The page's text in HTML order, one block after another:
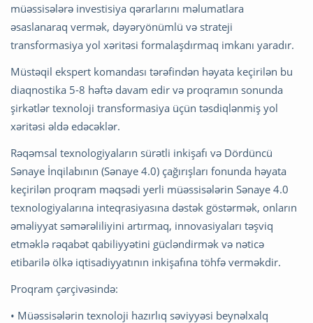
müəssisələrə investisiya qərarlarını məlumatlara
əsaslanaraq vermək, dəyəryönümlü və strateji
transformasiya yol xəritəsi formalaşdırmaq imkanı yaradır.
Müstəqil ekspert komandası tərəfindən həyata keçirilən bu
diaqnostika 5-8 həftə davam edir və proqramın sonunda
şirkətlər texnoloji transformasiya üçün təsdiqlənmiş yol
xəritəsi əldə edəcəklər.
Rəqəmsal texnologiyaların sürətli inkişafı və Dördüncü
Sənaye İnqilabının (Sənaye 4.0) çağırışları fonunda həyata
keçirilən proqram məqsədi yerli müəssisələrin Sənaye 4.0
texnologiyalarına inteqrasiyasına dəstək göstərmək, onların
əməliyyat səmərəliliyini artırmaq, innovasiyaları təşviq
etməklə rəqabət qabiliyyətini gücləndirmək və nəticə
etibarilə ölkə iqtisadiyyatının inkişafına töhfə verməkdir.
Proqram çərçivəsində:
• Müəssisələrin texnoloji hazırlıq səviyyəsi beynəlxalq